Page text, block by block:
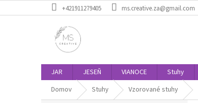
na
+421911279405 ms.creative.za@gmail.com
JAR JESEŇ VIANOCE Stuhy
Domov
Stuhy Vzorované stuhy